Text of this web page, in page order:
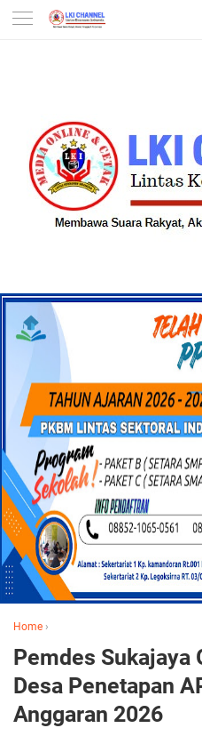
-->
Home ›
Pemdes Sukajaya
Desa Penetapan
Anggaran 2026